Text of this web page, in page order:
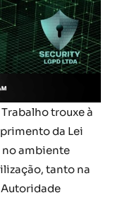
trouxe à
da Lei
no ambiente
tanto na